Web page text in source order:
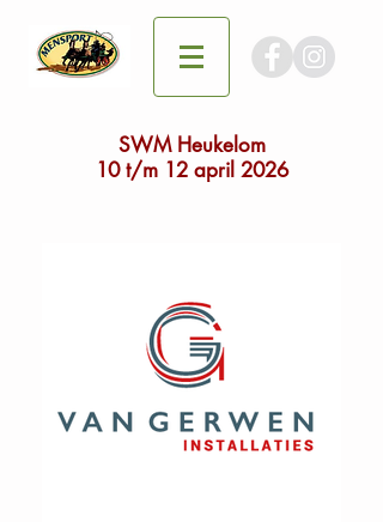
SWM Heukelom
10 t/m 12 april 2026